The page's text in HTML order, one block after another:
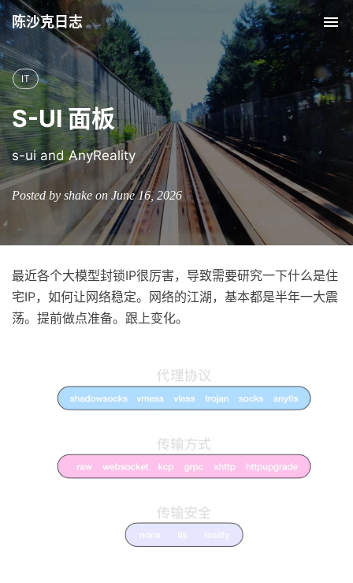
陈沙克日志
IT
S-UI 面板
s-ui and AnyReality
Posted by shake on June 16, 2026
最近各个大模型封锁IP很厉害，导致需要研究一下什么是住
宅IP，如何让网络稳定。网络的江湖，基本都是半年一大震
荡。提前做点准备。跟上变化。